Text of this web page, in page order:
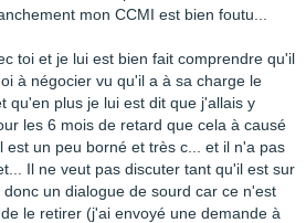
mon CCMI est bien foutu...
toi et je lui est bien fait comprendre qu'il
à négocier vu qu'il a à sa charge le
qu'en plus je lui est dit que j'allais y
les 6 mois de retard que cela à causé
est un peu borné et très c... et il n'a pas
Il ne veut pas discuter tant qu'il est sur
un dialogue de sourd car ce n'est
le retirer (j'ai envoyé une demande à